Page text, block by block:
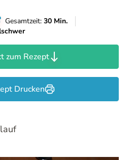
Gesamtzeit: 30 Min.
zum Rezept
Drucken